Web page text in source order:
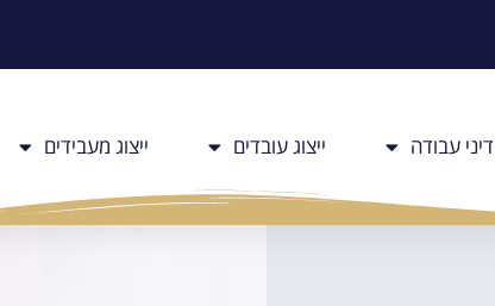
דיני עבודה ייצוג עובדים ייצוג מעבידים